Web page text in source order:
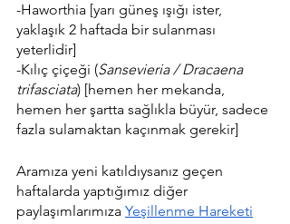
-Haworthia [yarı güneş ışığı ister,
yaklaşık 2 haftada bir sulanması
yeterlidir]
-Kılıç çiçeği (Sansevieria / Dracaena
trifasciata) [hemen her mekanda,
hemen her şartta sağlıkla büyür, sadece
fazla sulamaktan kaçınmak gerekir]
Aramıza yeni katıldıysanız geçen
haftalarda yaptığımız diğer
paylaşımlarımıza Yeşillenme Hareketi